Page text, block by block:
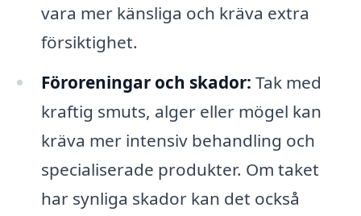
vara mer känsliga och kräva extra
försiktighet.
Föroreningar och skador: Tak med
kraftig smuts, alger eller mögel kan
kräva mer intensiv behandling och
specialiserade produkter. Om taket
har synliga skador kan det också